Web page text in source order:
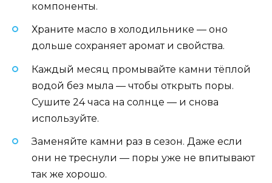
компоненты.
Храните масло в холодильнике — оно
дольше сохраняет аромат и свойства.
Каждый месяц промывайте камни тёплой
водой без мыла — чтобы открыть поры.
Сушите 24 часа на солнце — и снова
используйте.
Заменяйте камни раз в сезон. Даже если
они не треснули — поры уже не впитывают
так же хорошо.